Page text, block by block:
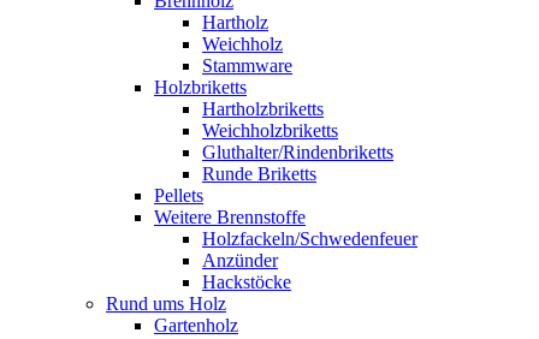
Hartholz
Weichholz
Stammware
Holzbriketts
Hartholzbriketts
Weichholzbriketts
Gluthalter/Rindenbriketts
Runde Briketts
Pellets
Weitere Brennstoffe
Holzfackeln/Schwedenfeuer
Anzünder
Hackstöcke
Rund ums Holz
Gartenholz